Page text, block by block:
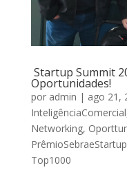
Startup Summit
Oportunidades!
por admin | ago 21,
InteligênciaComercial
Networking,
Top1000